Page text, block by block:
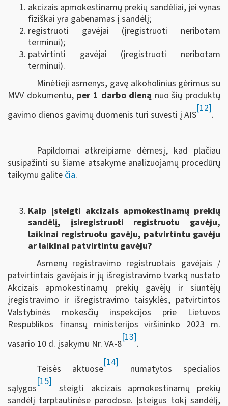
akcizais apmokestinamų prekių sandėliai, jei vynas
fiziškai yra gabenamas į sandėlį;
registruoti gavėjai (įregistruoti neribotam
terminui);
patvirtinti gavėjai (įregistruoti neribotam
terminui).
Minėtieji asmenys, gavę alkoholinius gėrimus su
MVV dokumentu, per 1 darbo dieną nuo šių produktų
gavimo dienos gavimų duomenis turi suvesti į AIS
[12]
.
Papildomai atkreipiame dėmesį, kad plačiau
susipažinti su šiame atsakyme analizuojamų procedūrų
taikymu galite čia.
Kaip įsteigti akcizais apmokestinamų prekių
sandėlį, įsiregistruoti registruotu gavėju,
laikinai registruotu gavėju, patvirtintu gavėju
ar laikinai patvirtintu gavėju?
Asmenų registravimo registruotais gavėjais /
patvirtintais gavėjais ir jų išregistravimo tvarką nustato
Akcizais apmokestinamų prekių gavėjų ir siuntėjų
įregistravimo ir išregistravimo taisyklės, patvirtintos
Valstybinės mokesčių inspekcijos prie Lietuvos
Respublikos finansų ministerijos viršininko 2023 m.
vasario 10 d. įsakymu Nr. VA-8
[13]
.
Teisės aktuose
[14]
numatytos specialios
sąlygos
[15]
steigti akcizais apmokestinamų prekių
sandėlį tarptautinėse parodose. Įsteigus tokį sandėlį,